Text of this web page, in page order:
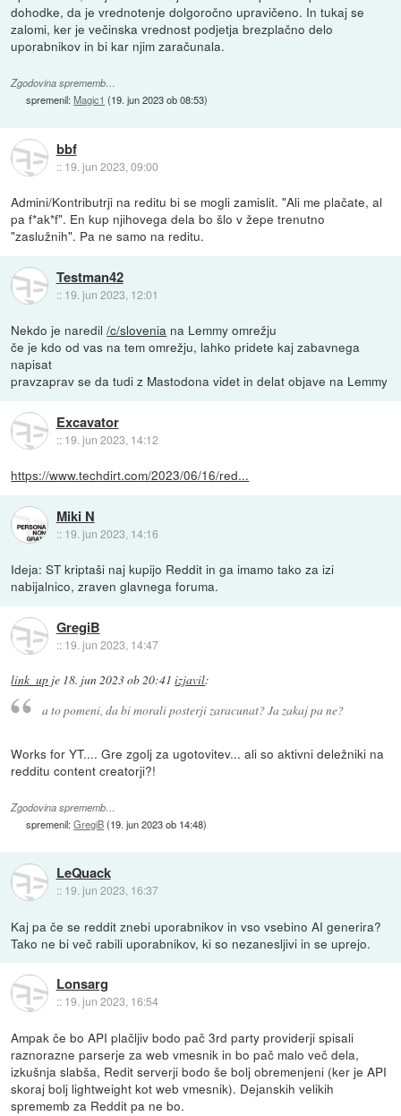
dohodke, da je vrednotenje dolgoročno upravičeno. In tukaj se
zalomi, ker je večinska vrednost podjetja brezplačno delo
uporabnikov in bi kar njim zaračunala.
Zgodovina sprememb…
spremenil:Magic1 (19. jun 2023 ob 08:53)
bbf
:: 19. jun 2023, 09:00
Admini/Kontributrji na reditu bi se mogli zamislit. "Ali me plačate, al
pa f*ak*f". En kup njihovega dela bo šlo v žepe trenutno
"zaslužnih". Pa ne samo na reditu.
Testman42
:: 19. jun 2023, 12:01
Nekdo je naredil/c/slovenia na Lemmy omrežju
če je kdo od vas na tem omrežju, lahko pridete kaj zabavnega
napisat
pravzaprav se da tudi z Mastodona videt in delat objave na Lemmy
Excavator
:: 19. jun 2023, 14:12
https://www.techdirt.com/2023/06/16/red...
Miki N
:: 19. jun 2023, 14:16
Ideja: ST kriptaši naj kupijo Reddit in ga imamo tako za izi
nabijalnico, zraven glavnega foruma.
GregiB
:: 19. jun 2023, 14:47
link_up je 18. jun 2023 ob 20:41 izjavil:
a to pomeni, da bi morali posterji zaracunat? Ja zakaj pa ne?
Works for YT.... Gre zgolj za ugotovitev... ali so aktivni deležniki na
redditu content creatorji?!
Zgodovina sprememb…
spremenil:GregiB(19. jun 2023 ob 14:48)
LeQuack
:: 19. jun 2023, 16:37
Kaj pa če se reddit znebi uporabnikov in vso vsebino AI generira?
Tako ne bi več rabili uporabnikov, ki so nezanesljivi in se uprejo.
Lonsarg
:: 19. jun 2023, 16:54
Ampak če bo API plačljiv bodo pač 3rd party providerji spisali
raznorazne parserje za web vmesnik in bo pač malo več dela,
izkušnja slabša, Redit serverji bodo še bolj obremenjeni (ker je API
skoraj bolj lightweight kot web vmesnik). Dejanskih velikih
sprememb za Reddit pa ne bo.